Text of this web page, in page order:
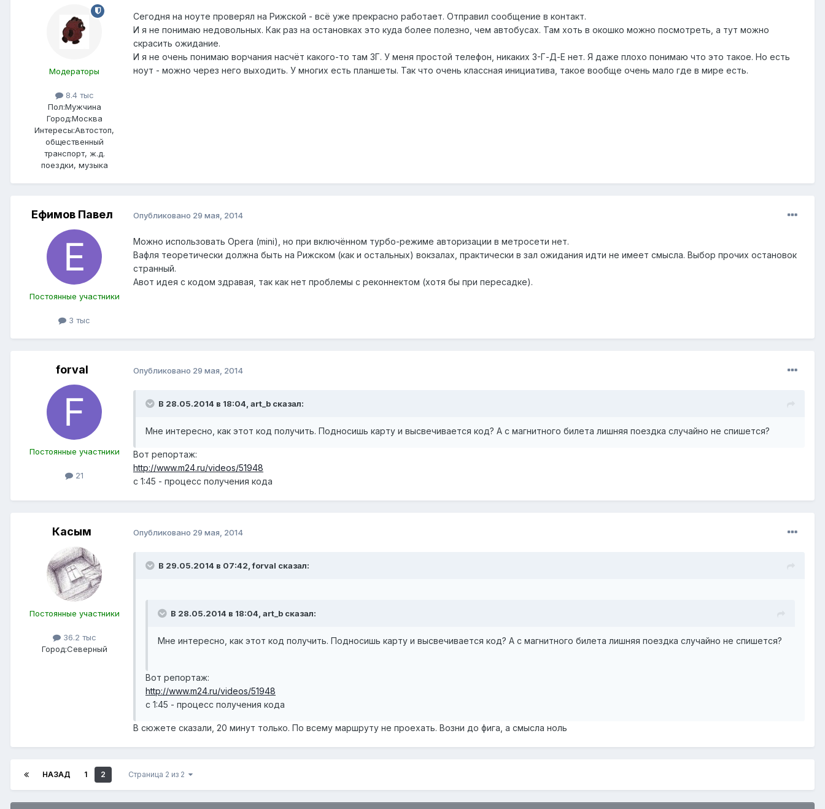
Модераторы
8.4 тыс
Пол:Мужчина
Город:Москва
Интересы:Автостоп,
общественный
транспорт, ж.д.
поездки, музыка
Сегодня на ноуте проверял на Рижской - всё уже прекрасно работает. Отправил сообщение в контакт.
И я не понимаю недовольных. Как раз на остановках это куда более полезно, чем автобусах. Там хоть в окошко можно посмотреть, а тут можно
скрасить ожидание.
И я не очень понимаю ворчания насчёт какого-то там 3Г. У меня простой телефон, никаких 3-Г-Д-Е нет. Я даже плохо понимаю что это такое. Но есть
ноут - можно через него выходить. У многих есть планшеты. Так что очень классная инициатива, такое вообще очень мало где в мире есть.
Ефимов Павел
Постоянные участники
3 тыс
Опубликовано 29 мая, 2014
Можно использовать Opera (mini), но при включённом турбо-режиме авторизации в метросети нет.
Вафля теоретически должна быть на Рижском (как и остальных) вокзалах, практически в зал ожидания идти не имеет смысла. Выбор прочих остановок
странный.
Авот идея с кодом здравая, так как нет проблемы с реконнектом (хотя бы при пересадке).
forval
Постоянные участники
21
Опубликовано 29 мая, 2014
В 28.05.2014 в 18:04, art_b сказал:
Мне интересно, как этот код получить. Подносишь карту и высвечивается код? А с магнитного билета лишняя поездка случайно не спишется?
Вот репортаж:
http://www.m24.ru/videos/51948
с 1:45 - процесс получения кода
Касым
Постоянные участники
36.2 тыс
Город:Северный
Опубликовано 29 мая, 2014
В 29.05.2014 в 07:42, forval сказал:
В 28.05.2014 в 18:04, art_b сказал:
Мне интересно, как этот код получить. Подносишь карту и высвечивается код? А с магнитного билета лишняя поездка случайно не спишется?
Вот репортаж:
http://www.m24.ru/videos/51948
с 1:45 - процесс получения кода
В сюжете сказали, 20 минут только. По всему маршруту не проехать. Возни до фига, а смысла ноль
НАЗАД 1 2 Страница 2 из 2